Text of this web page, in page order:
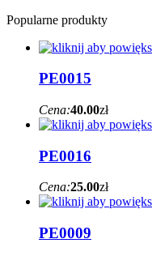
Popularne produkty
PE0015
Cena:40.00zł
PE0016
Cena:25.00zł
PE0009